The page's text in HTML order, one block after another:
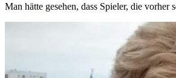
Man hätte gesehen, dass Spieler, die vorher